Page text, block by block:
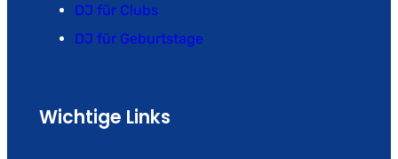
DJ für Clubs
DJ für Geburtstage
Wichtige Links